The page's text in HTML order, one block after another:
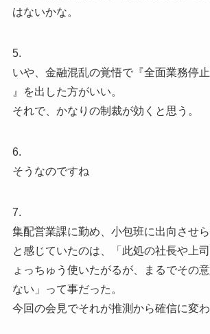
はないかな。
5.
いや、金融混乱の覚悟で『全面業務停
』を出した方がいい。
それで、かなりの制裁が効くと思う。
6.
そうなのですね
7.
集配営業課に勤め、小包班に出向させ
と感じていたのは、「此処の社長や上
ょっちゅう使いたがるが、まるでその
ない」って事だった。
今回の会見でそれが推測から確信に変わ